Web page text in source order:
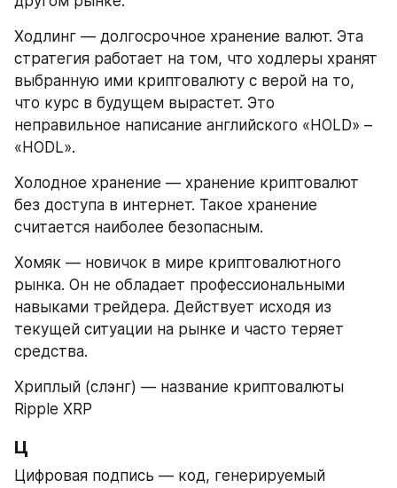
Ходлинг — долгосрочное хранение валют. Эта
стратегия работает на том, что ходлеры хранят
выбранную ими криптовалюту с верой на то,
что курс в будущем вырастет. Это
неправильное написание английского «HOLD» –
«HODL».
Холодное хранение — хранение криптовалют
без доступа в интернет. Такое хранение
считается наиболее безопасным.
Хомяк — новичок в мире криптовалютного
рынка. Он не обладает профессиональными
навыками трейдера. Действует исходя из
текущей ситуации на рынке и часто теряет
средства.
Хриплый (слэнг) — название криптовалюты
Ripple XRP
Ц
Цифровая подпись — код, генерируемый